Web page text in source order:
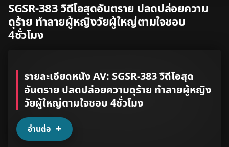
Underage
Not Porn
Other
SGSR-383 วิดีโอสุดอันตราย ปลดปล่อยความ
ดุร้าย ทำลายผู้หญิงวัยผู้ใหญ่ตามใจชอบ
4ชั่วโมง
รายละเอียดหนัง AV: SGSR-383 วิดีโอสุด
อันตราย ปลดปล่อยความดุร้าย ทำลายผู้หญิง
วัยผู้ใหญ่ตามใจชอบ 4ชั่วโมง
อ่านต่อ